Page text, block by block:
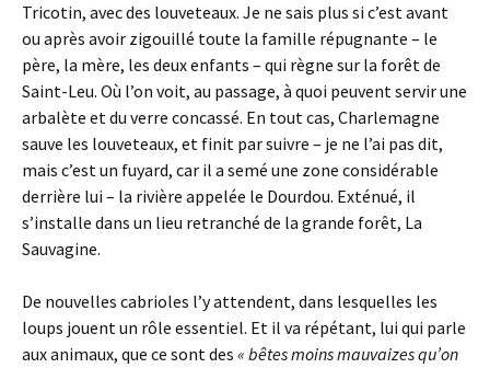
Tricotin, avec des louveteaux. Je ne sais plus si c’est avant
ou après avoir zigouillé toute la famille répugnante – le
père, la mère, les deux enfants – qui règne sur la forêt de
Saint-Leu. Où l’on voit, au passage, à quoi peuvent servir une
arbalète et du verre concassé. En tout cas, Charlemagne
sauve les louveteaux, et finit par suivre – je ne l’ai pas dit,
mais c’est un fuyard, car il a semé une zone considérable
derrière lui – la rivière appelée le Dourdou. Exténué, il
s’installe dans un lieu retranché de la grande forêt, La
Sauvagine.
De nouvelles cabrioles l’y attendent, dans lesquelles les
loups jouent un rôle essentiel. Et il va répétant, lui qui parle
aux animaux, que ce sont des « bêtes moins mauvaizes qu’on